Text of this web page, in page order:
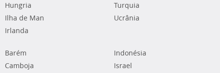
Hungria
Ilha de Man
Irlanda
Turquia
Ucrânia
Barém
Camboja
Indonésia
Israel